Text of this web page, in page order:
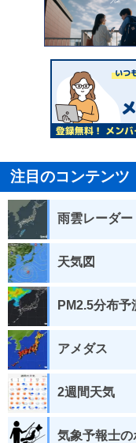
注目のコンテンツ
雨雲レーダー
天気図
PM2.5分布予
アメダス
2週間天気
気象予報士